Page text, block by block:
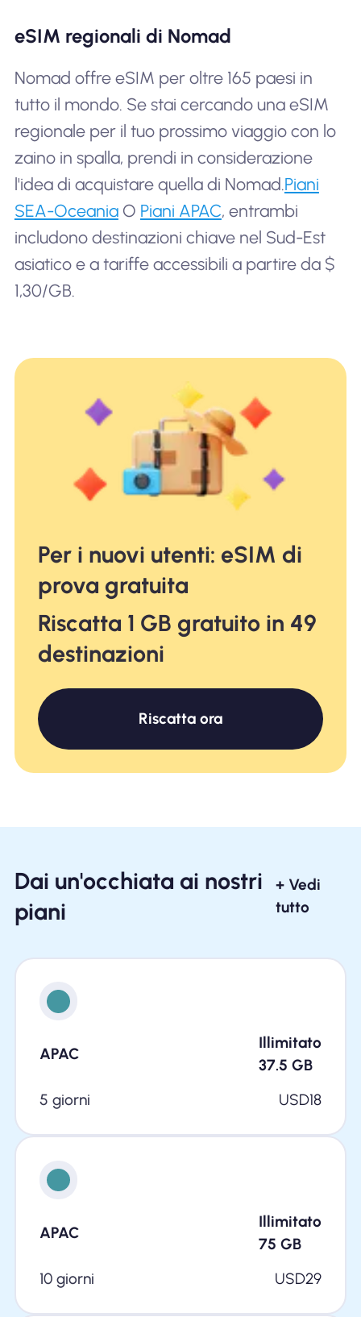
eSIM regionali di Nomad
Nomad offre eSIM per oltre 165 paesi in
tutto il mondo. Se stai cercando una eSIM
regionale per il tuo prossimo viaggio con lo
zaino in spalla, prendi in considerazione
l'idea di acquistare quella di Nomad.Piani
SEA-OceaniaO Piani APAC, entrambi
includono destinazioni chiave nel Sud-Est
asiatico e a tariffe accessibili a partire da $
1,30/GB.
Per i nuovi utenti: eSIM di
prova gratuita
Riscatta 1 GB gratuito in 49
destinazioni
Riscatta ora
Dai un'occhiata ai nostri
piani
+ Vedi
tutto
APAC
Illimitato
37.5 GB
5 giorni
USD18
APAC
Illimitato
75 GB
10 giorni
USD29